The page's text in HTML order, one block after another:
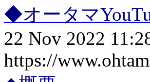
◆オータマ
22 Nov 2022
https://